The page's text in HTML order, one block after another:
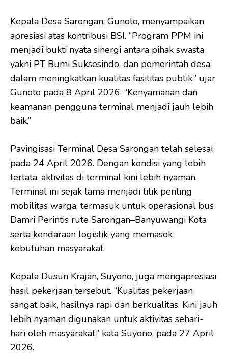
Kepala Desa Sarongan, Gunoto, menyampaikan
apresiasi atas kontribusi BSI. “Program PPM ini
menjadi bukti nyata sinergi antara pihak swasta,
yakni PT Bumi Suksesindo, dan pemerintah desa
dalam meningkatkan kualitas fasilitas publik,” ujar
Gunoto pada 8 April 2026. “Kenyamanan dan
keamanan pengguna terminal menjadi jauh lebih
baik.”
Pavingisasi Terminal Desa Sarongan telah selesai
pada 24 April 2026. Dengan kondisi yang lebih
tertata, aktivitas di terminal kini lebih nyaman.
Terminal ini sejak lama menjadi titik penting
mobilitas warga, termasuk untuk operasional bus
Damri Perintis rute Sarongan–Banyuwangi Kota
serta kendaraan logistik yang memasok
kebutuhan masyarakat.
Kepala Dusun Krajan, Suyono, juga mengapresiasi
hasil pekerjaan tersebut. “Kualitas pekerjaan
sangat baik, hasilnya rapi dan berkualitas. Kini jauh
lebih nyaman digunakan untuk aktivitas sehari-
hari oleh masyarakat,” kata Suyono, pada 27 April
2026.